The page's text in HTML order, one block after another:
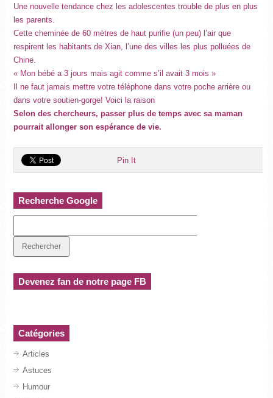
Une nouvelle tendance chez les adolescentes trouble de plus en plus
les parents.
Cette cheminée de 60 mètres de haut purifie (un peu) l’air que
respirent les habitants de Xian, l’une des villes les plus polluées de
Chine.
« Mon bébé a 3 jours mais agit comme s’il avait 3 mois »
Il ne faut jamais mettre votre téléphone dans votre poche arrière ou
dans votre soutien-gorge! Voici la raison
Selon des chercheurs, passer plus de temps avec sa maman
pourrait allonger son espérance de vie.
Pin It
Recherche Google
Devenez fan de notre page FB
Catégories
Articles
Astuces
Humour